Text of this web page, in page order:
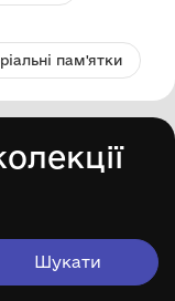
пам'ятки